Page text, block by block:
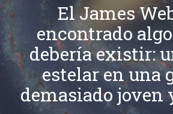
El James
encontrado
debería existir:
estelar en una
demasiado joven